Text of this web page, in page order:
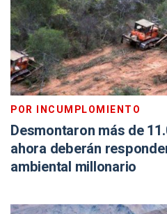
POR INCUMPLOMIENTO
Desmontaron más de
ahora deberán
ambiental millonario